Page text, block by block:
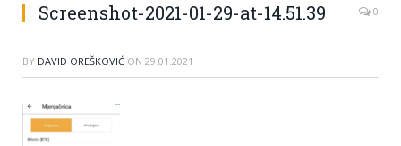
Screenshot-2021-01-29-at-14.51.39 0
BY DAVID OREŠKOVIĆ ON 29.01.2021